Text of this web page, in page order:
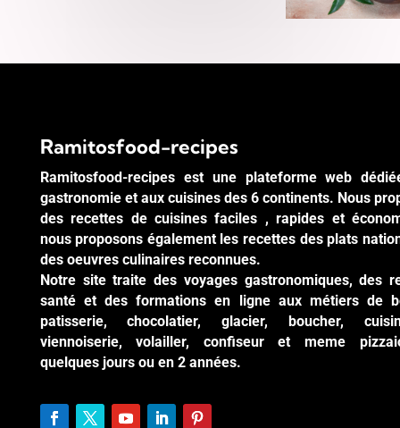
Ramitosfood-recipes
Ramitosfood-recipes est une plateforme web
gastronomie et aux cuisines des 6 continents. Nous
des recettes de cuisines faciles , rapides et
nous proposons également les recettes des plats
des oeuvres culinaires reconnues.
Notre site traite des voyages gastronomiques, des
santé et des formations en ligne aux métiers de
patisserie, chocolatier, glacier, boucher,
viennoiserie, volailler, confiseur et meme
quelques jours ou en 2 années.